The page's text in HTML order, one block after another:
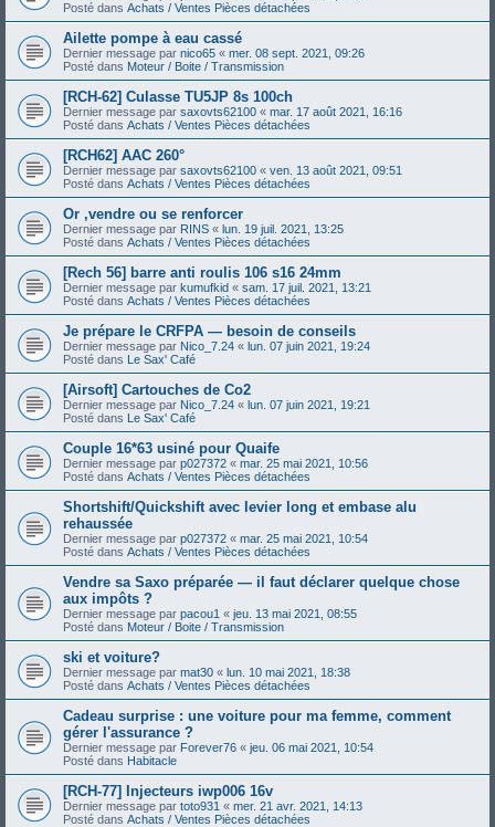
Posté dans Achats / Ventes Pièces détachées
Ailette pompe à eau cassé
Dernier message par nico65 « mer. 08 sept. 2021, 09:26
Posté dans Moteur / Boite / Transmission
[RCH-62] Culasse TU5JP 8s 100ch
Dernier message par saxovts62100 « mar. 17 août 2021, 16:16
Posté dans Achats / Ventes Pièces détachées
[RCH62] AAC 260°
Dernier message par saxovts62100 « ven. 13 août 2021, 09:51
Posté dans Achats / Ventes Pièces détachées
Or ,vendre ou se renforcer
Dernier message par RINS « lun. 19 juil. 2021, 13:25
Posté dans Achats / Ventes Pièces détachées
[Rech 56] barre anti roulis 106 s16 24mm
Dernier message par kumufkid « sam. 17 juil. 2021, 13:21
Posté dans Achats / Ventes Pièces détachées
Je prépare le CRFPA — besoin de conseils
Dernier message par Nico_7.24 « lun. 07 juin 2021, 19:24
Posté dans Le Sax' Café
[Airsoft] Cartouches de Co2
Dernier message par Nico_7.24 « lun. 07 juin 2021, 19:21
Posté dans Le Sax' Café
Couple 16*63 usiné pour Quaife
Dernier message par p027372 « mar. 25 mai 2021, 10:56
Posté dans Achats / Ventes Pièces détachées
Shortshift/Quickshift avec levier long et embase alu
rehaussée
Dernier message par p027372 « mar. 25 mai 2021, 10:54
Posté dans Achats / Ventes Pièces détachées
Vendre sa Saxo préparée — il faut déclarer quelque chose
aux impôts ?
Dernier message par pacou1 « jeu. 13 mai 2021, 08:55
Posté dans Moteur / Boite / Transmission
ski et voiture?
Dernier message par mat30 « lun. 10 mai 2021, 18:38
Posté dans Achats / Ventes Pièces détachées
Cadeau surprise : une voiture pour ma femme, comment
gérer l'assurance ?
Dernier message par Forever76 « jeu. 06 mai 2021, 10:54
Posté dans Habitacle
[RCH-77] Injecteurs iwp006 16v
Dernier message par toto931 « mer. 21 avr. 2021, 14:13
Posté dans Achats / Ventes Pièces détachées